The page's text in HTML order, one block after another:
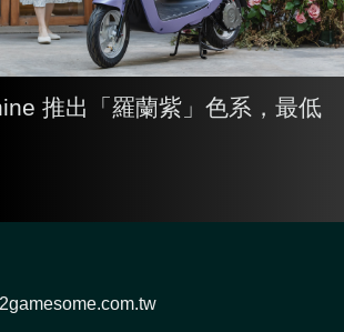
推出「羅蘭紫」色系，最低